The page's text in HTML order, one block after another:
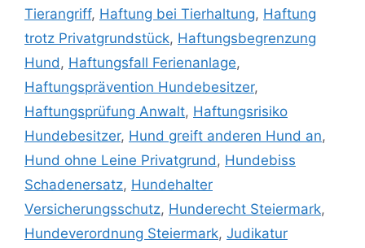
Tierangriff, Haftung bei Tierhaltung, Haftung
trotz Privatgrundstück, Haftungsbegrenzung
Hund, Haftungsfall Ferienanlage,
Haftungsprävention Hundebesitzer,
Haftungsprüfung Anwalt, Haftungsrisiko
Hundebesitzer, Hund greift anderen Hund an,
Hund ohne Leine Privatgrund, Hundebiss
Schadenersatz, Hundehalter
Versicherungsschutz, Hunderecht Steiermark,
Hundeverordnung Steiermark, Judikatur